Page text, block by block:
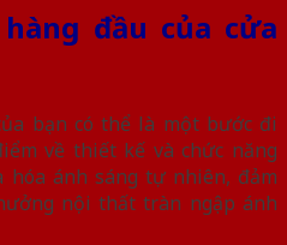
đầu của cửa
bạn có thể là một bước đi
về thiết kế và chức năng
ánh sáng tự nhiên, đảm
nội thất tràn ngập ánh